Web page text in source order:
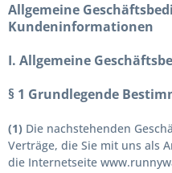
Allgemeine
Kundeninformationen
I. Allgemeine
§ 1 Grundlegende
(1) Die nachstehenden
Verträge, die Sie mit uns als
die Internetseite